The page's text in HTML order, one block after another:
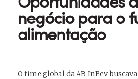
negócio para o
alimentação
O time global da AB InBev